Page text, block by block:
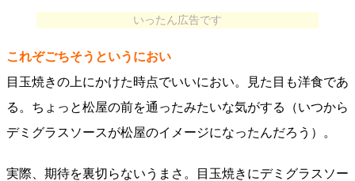
いったん広告です
これぞごちそうというにおい
目玉焼きの上にかけた時点でいいにおい。見た目も洋食であ
る。ちょっと松屋の前を通ったみたいな気がする（いつから
デミグラスソースが松屋のイメージになったんだろう）。
実際、期待を裏切らないうまさ。目玉焼きにデミグラスソー